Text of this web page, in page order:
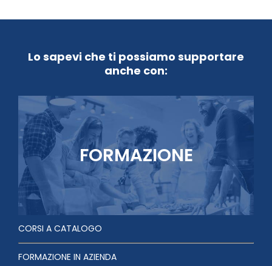
Lo sapevi che ti possiamo supportare
anche con:
FORMAZIONE
CORSI A CATALOGO
FORMAZIONE IN AZIENDA